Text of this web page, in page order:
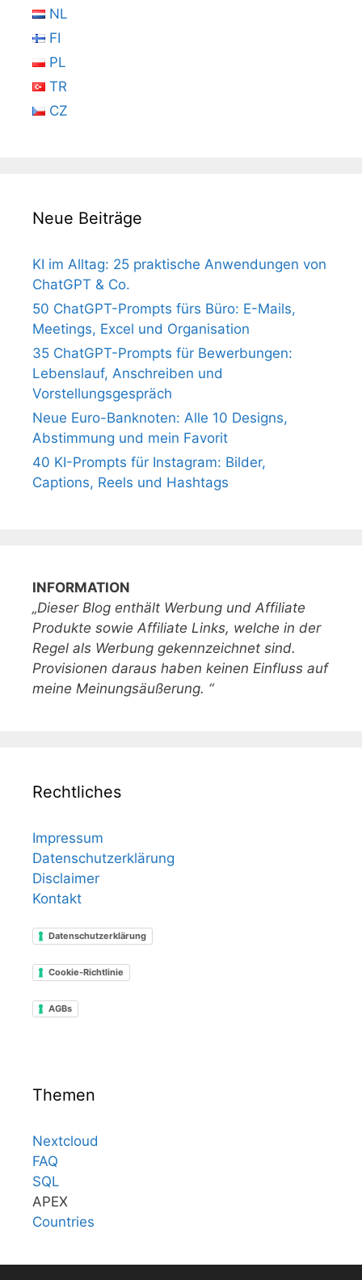
NL
FI
PL
TR
CZ
Neue Beiträge
KI im Alltag: 25 praktische Anwendungen von
ChatGPT & Co.
50 ChatGPT-Prompts fürs Büro: E-Mails,
Meetings, Excel und Organisation
35 ChatGPT-Prompts für Bewerbungen:
Lebenslauf, Anschreiben und
Vorstellungsgespräch
Neue Euro-Banknoten: Alle 10 Designs,
Abstimmung und mein Favorit
40 KI-Prompts für Instagram: Bilder,
Captions, Reels und Hashtags
INFORMATION
„Dieser Blog enthält Werbung und Affiliate
Produkte sowie Affiliate Links, welche in der
Regel als Werbung gekennzeichnet sind.
Provisionen daraus haben keinen Einfluss auf
meine Meinungsäußerung. “
Rechtliches
Impressum
Datenschutzerklärung
Disclaimer
Kontakt
Datenschutzerklärung
Cookie-Richtlinie
AGBs
Themen
Nextcloud
FAQ
SQL
APEX
Countries